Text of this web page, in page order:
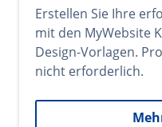
Erstellen Sie Ihre
mit den MyWebsite
Design-Vorlagen.
nicht erforderlich.